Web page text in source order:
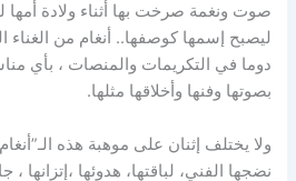
صوت ونغمة صرخت بها أثناء ولادة أمها
ليصبح إسمها كوصفها.. أنغام من
دوما في التكريمات والمنصات ، بأي
بصوتها وفنها وأخلاقها مثلها.
ولا يختلف إثنان على موهبة هذه
نضجها الفني، لباقتها، هدوئها ،إتزانها ،